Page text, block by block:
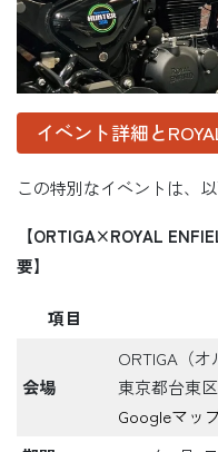
イベント詳細と
この特別なイベントは、
【ORTIGA×ROYAL
要】
項目
会場
ORTIGA（オ
東京都台東
Googleマッ